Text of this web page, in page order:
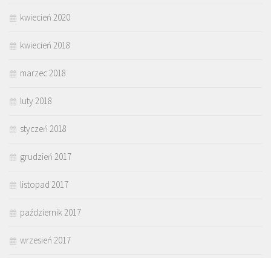
kwiecień 2020
kwiecień 2018
marzec 2018
luty 2018
styczeń 2018
grudzień 2017
listopad 2017
październik 2017
wrzesień 2017